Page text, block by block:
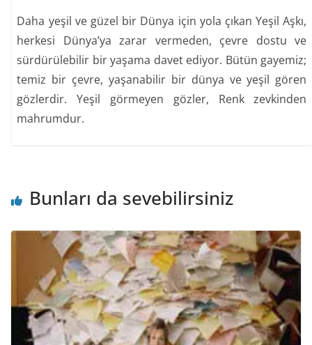
Daha yeşil ve güzel bir Dünya için yola çıkan Yeşil Aşkı,
herkesi Dünya’ya zarar vermeden, çevre dostu ve
sürdürülebilir bir yaşama davet ediyor. Bütün gayemiz;
temiz bir çevre, yaşanabilir bir dünya ve yeşil gören
gözlerdir. Yeşil görmeyen gözler, Renk zevkinden
mahrumdur.
Bunları da sevebilirsiniz